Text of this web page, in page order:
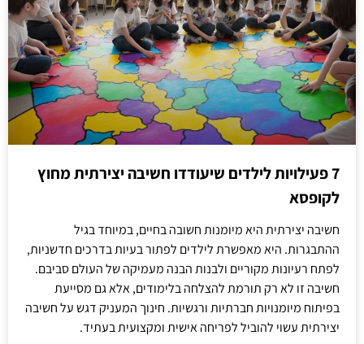
7 פעילויות לילדים שיעודדו חשיבה יצירתית מחוץ
לקופסא
חשיבה יצירתית היא מיומנות חשובה בחיים, במיוחד בגיל
ההתבגרות. היא מאפשרת לילדים לפתור בעיות בדרכים חדשניות,
לפתח רעיונות מקוריים ולבנות הבנה מעמיקה של העולם סביבם.
חשיבה זו לא רק תורמת להצלחה בלימודים, אלא גם מסייעת
בפיתוח מיומנויות חברתיות ורגשיות. חינוך המעניק דגש על חשיבה
יצירתית עשוי להוביל לפריחה אישית ומקצועית בעתיד.